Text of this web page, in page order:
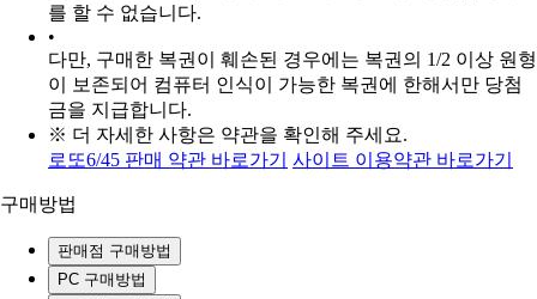
를 할 수 없습니다.
•
다만, 구매한 복권이 훼손된 경우에는 복권의 1/2 이상 원형
이 보존되어 컴퓨터 인식이 가능한 복권에 한해서만 당첨
금을 지급합니다.
※ 더 자세한 사항은 약관을 확인해 주세요.
로또6/45 판매 약관 바로가기
사이트 이용약관 바로가기
구매방법
판매점 구매방법
PC 구매방법